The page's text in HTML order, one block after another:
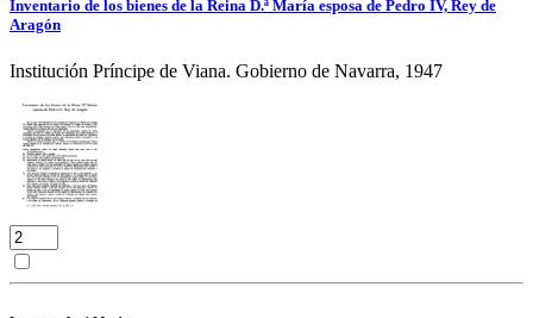
Inventario de los bienes de la Reina D.ª María esposa de Pedro IV, Rey de
Aragón
Institución Príncipe de Viana. Gobierno de Navarra, 1947